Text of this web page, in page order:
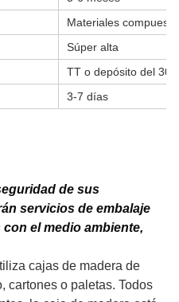
Materiales
Súper alta
TT o depósito del
3-7 días